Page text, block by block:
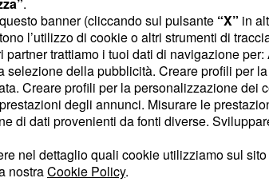
della quindicesima stagione
di nozzedi Alex e Jo. Proprio
mieleJo sarà molto ispirata e sicura di
medica molto importante. La
subito in mente per condurre il suo
Meredith Grey. Ultimamente il loro
e Jo ama tantissimo lavorare con lei.
banner (cliccando sul pulsante “X” in
l’utilizzo di cookie o altri strumenti di
partner trattiamo i tuoi dati di navigazione
selezione della pubblicità. Creare profili per
Creare profili per la personalizzazione dei
degli annunci. Misurare le
di dati provenienti da fonti diverse.
nel dettaglio quali cookie utilizziamo sul
nostraCookie Policy.